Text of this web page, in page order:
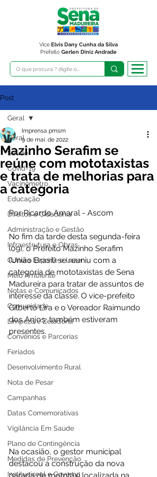
Prefeito Gerlen Diniz Andrade
Vice Elvis Dany Cunha da Silva
Post
Geral
Saúde
Covid-19
Vacinômetro
Educação
Direitos e Cidadania
Administração e Gestão
Infraestrutura e Obras
Cultura Esporte e Lazer
Meio Ambiente
Notas e Comunicados
Comunidade
Limpeza e Zeladoria
Convênios e Parcerias
Feriados
Desenvolvimento Rural
Nota de Pesar
Campanhas
Datas Comemorativas
Vigilância Em Saúde
Plano de Contingência
Medidas de Prevenção
Institucional e Governo
Geral
Mazinho Serafim se
reúne com mototaxistas
e trata de melhorias para
a categoria
Imprensa pmsm
9 de mai. de 2022
Por Ricardo Amaral - Ascom
No fim da tarde desta segunda-feira
(09), o Prefeito Mazinho Serafim
(União Brasil) se reuniu com a
categoria de mototaxistas de Sena
Madureira para tratar de assuntos de
interesse da classe. O vice-prefeito
Gilberto Lira e o Vereador Raimundo
dos Anjos, também estiveram
presentes.
Na ocasião, o gestor municipal
destacou a construção da nova
parada de mototáxi localizada na